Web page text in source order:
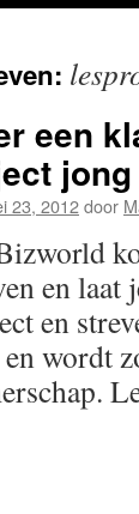
een
23, 2012door
en laat
en
wordt